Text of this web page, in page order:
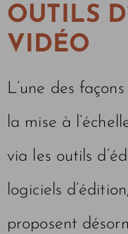
OUTILS
VIDÉO
L’une des
la mise à
via les outils
logiciels
proposent